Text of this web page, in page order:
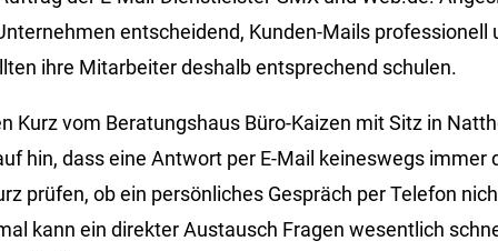
entscheidend, Kunden-Mails professionell
ihre Mitarbeiter deshalb entsprechend schulen.
Kurz vom Beratungshaus Büro-Kaizen mit Sitz in
hin, dass eine Antwort per E-Mail keineswegs immer
prüfen, ob ein persönliches Gespräch per Telefon
kann ein direkter Austausch Fragen wesentlich